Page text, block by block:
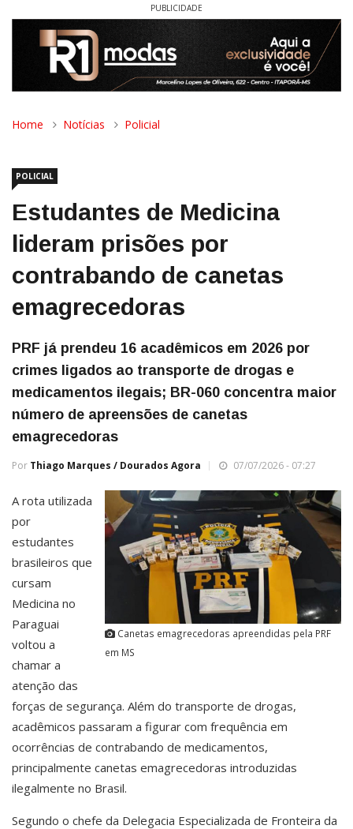
PUBLICIDADE
Home Notícias Policial
POLICIAL
Estudantes de Medicina
lideram prisões por
contrabando de canetas
emagrecedoras
PRF já prendeu 16 acadêmicos em 2026 por
crimes ligados ao transporte de drogas e
medicamentos ilegais; BR-060 concentra maior
número de apreensões de canetas
emagrecedoras
Por Thiago Marques / Dourados Agora 07/07/2026 - 07:27
Canetas emagrecedoras apreendidas pela PRF
em MS
A rota utilizada
por
estudantes
brasileiros que
cursam
Medicina no
Paraguai
voltou a
chamar a
atenção das
forças de segurança. Além do transporte de drogas,
acadêmicos passaram a figurar com frequência em
ocorrências de contrabando de medicamentos,
principalmente canetas emagrecedoras introduzidas
ilegalmente no Brasil.
Segundo o chefe da Delegacia Especializada de Fronteira da